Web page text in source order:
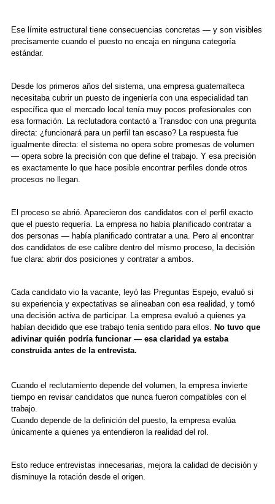
Ese límite estructural tiene consecuencias concretas — y son visibles
precisamente cuando el puesto no encaja en ninguna categoría
estándar.
Desde los primeros años del sistema, una empresa guatemalteca
necesitaba cubrir un puesto de ingeniería con una especialidad tan
específica que el mercado local tenía muy pocos profesionales con
esa formación. La reclutadora contactó a Transdoc con una pregunta
directa: ¿funcionará para un perfil tan escaso? La respuesta fue
igualmente directa: el sistema no opera sobre promesas de volumen
— opera sobre la precisión con que define el trabajo. Y esa precisión
es exactamente lo que hace posible encontrar perfiles donde otros
procesos no llegan.
El proceso se abrió. Aparecieron dos candidatos con el perfil exacto
que el puesto requería. La empresa no había planificado contratar a
dos personas — había planificado contratar a una. Pero al encontrar
dos candidatos de ese calibre dentro del mismo proceso, la decisión
fue clara: abrir dos posiciones y contratar a ambos.
Cada candidato vio la vacante, leyó las Preguntas Espejo, evaluó si
su experiencia y expectativas se alineaban con esa realidad, y tomó
una decisión activa de participar. La empresa evaluó a quienes ya
habían decidido que ese trabajo tenía sentido para ellos. No tuvo que
adivinar quién podría funcionar — esa claridad ya estaba
construida antes de la entrevista.
Cuando el reclutamiento depende del volumen, la empresa invierte
tiempo en revisar candidatos que nunca fueron compatibles con el
trabajo.
Cuando depende de la definición del puesto, la empresa evalúa
únicamente a quienes ya entendieron la realidad del rol.
Esto reduce entrevistas innecesarias, mejora la calidad de decisión y
disminuye la rotación desde el origen.